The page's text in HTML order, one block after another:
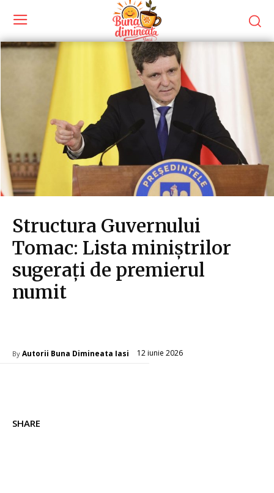
Structura Guvernului
Tomac: Lista miniștrilor
sugerați de premierul
numit
By Autorii Buna Dimineata Iasi 12 iunie 2026
SHARE